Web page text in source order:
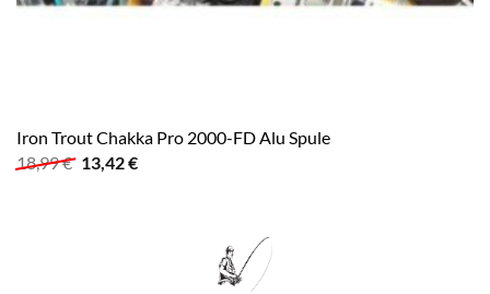
Iron Trout Chakka Pro 2000-FD Alu Spule
18,99€ Ursprünglicher
Preis
13,42€Aktueller